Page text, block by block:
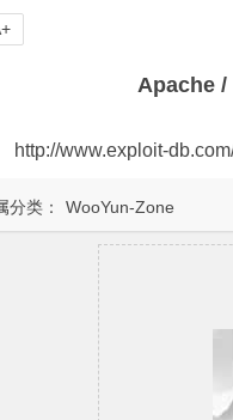
Apache
分类： WooYun-Zone
http://www.exploit-